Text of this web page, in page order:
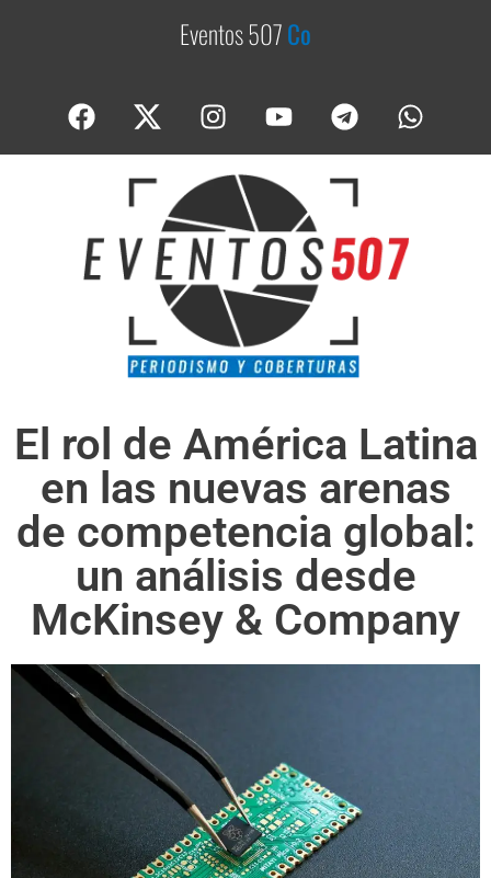
Eventos 507Cobe
El rol de América Latina
en las nuevas arenas
de competencia global:
un análisis desde
McKinsey & Company